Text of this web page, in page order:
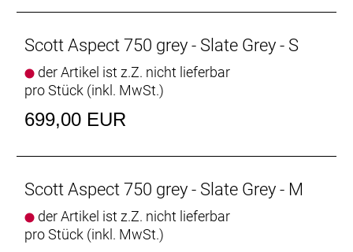
Scott Aspect 750 grey - Slate Grey - S
der Artikel ist z.Z. nicht lieferbar
pro Stück (inkl. MwSt.)
699,00 EUR
Scott Aspect 750 grey - Slate Grey - M
der Artikel ist z.Z. nicht lieferbar
pro Stück (inkl. MwSt.)